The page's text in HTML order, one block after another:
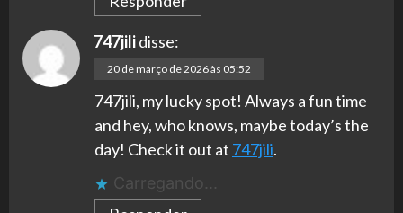
747jilidisse:
20 de março de 2026 às 05:52
747jili, my lucky spot! Always a fun time
and hey, who knows, maybe today’s the
day! Check it out at 747jili.
Carregando...